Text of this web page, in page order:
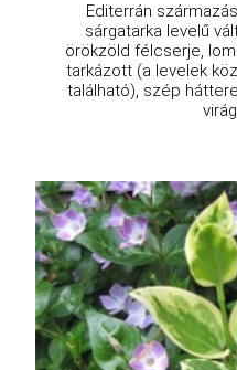
Editerrán
sárgatarka levelű
örökzöld félcserje,
tarkázott (a levelek
található), szép